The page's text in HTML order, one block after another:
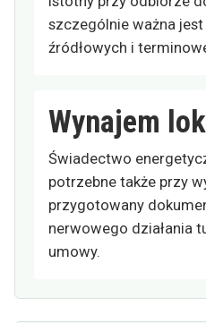
szczególnie ważna
źródłowych i
Wynajem
Świadectwo
potrzebne także przy
przygotowany
nerwowego działania
umowy.